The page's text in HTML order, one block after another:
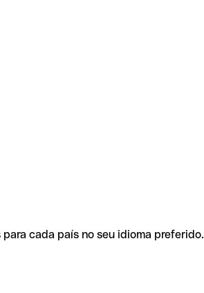
cada país no seu idioma preferido.